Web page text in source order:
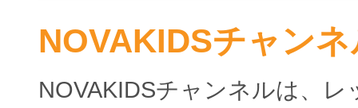
NOVAKIDSチャン
NOVAKIDSチャンネルは、